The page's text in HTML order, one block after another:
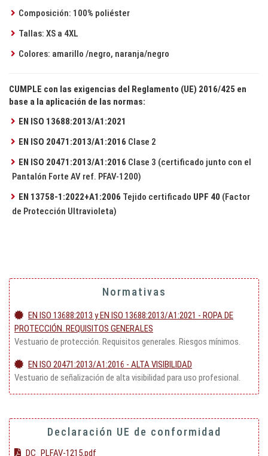
Composición: 100% poliéster
Tallas: XS a 4XL
Colores: amarillo /negro, naranja/negro
CUMPLE con las exigencias del Reglamento (UE) 2016/425 en
base a la aplicación de las normas:
EN ISO 13688:2013/A1:2021
EN ISO 20471:2013/A1:2016 Clase 2
EN ISO 20471:2013/A1:2016 Clase 3 (certificado junto con el
Pantalón Forte AV ref. PFAV-1200)
EN 13758-1:2022+A1:2006 Tejido certificado UPF 40 (Factor
de Protección Ultravioleta)
Normativas
EN ISO 13688:2013 y EN ISO 13688:2013/A1:2021 - ROPA DE
PROTECCIÓN. REQUISITOS GENERALES
Vestuario de protección. Requisitos generales. Riesgos mínimos.
EN ISO 20471:2013/A1:2016 - ALTA VISIBILIDAD
Vestuario de señalización de alta visibilidad para uso profesional.
Declaración UE de conformidad
DC_PLFAV-1215.pdf